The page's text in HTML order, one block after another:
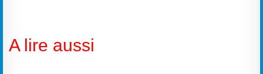
A lire aussi